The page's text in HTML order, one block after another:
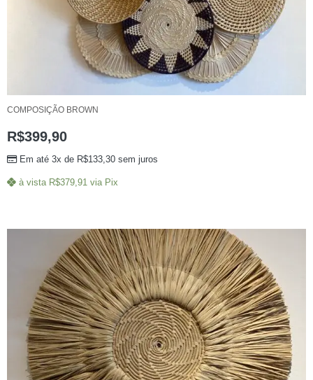
COMPOSIÇÃO BROWN
R$399,90
Em até 3x de R$133,30 sem juros
à vista R$379,91 via Pix